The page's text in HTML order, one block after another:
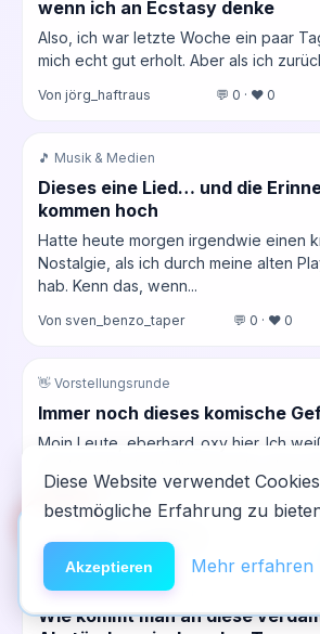
wenn ich an Ecstasy denke
Also, ich war letzte Woche ein paar
mich echt gut erholt. Aber als ich
Von jörg_haftraus 💬 0 · ❤️ 0
🎵 Musik & Medien
Dieses eine Lied… und die
kommen hoch
Hatte heute morgen irgendwie einen
Nostalgie, als ich durch meine alten
hab. Kenn das, wenn...
Von sven_benzo_taper 💬 0 · ❤️ 0
👋 Vorstellungsrunde
Immer noch dieses komische
Moin Leute, eberhard_oxy hier. Ich
schon ein paar...
Von eberhard_oxy 💬 0 · ❤️ 0
⚪ Kokain & Crack
Wie kommt man an diese
🆘Hilfe
NeelixberliN auf dem Homescreen —
wie eine echte App.
Diese Website verwendet
bestmögliche Erfahrung zu
Akzeptieren Mehr erfahren